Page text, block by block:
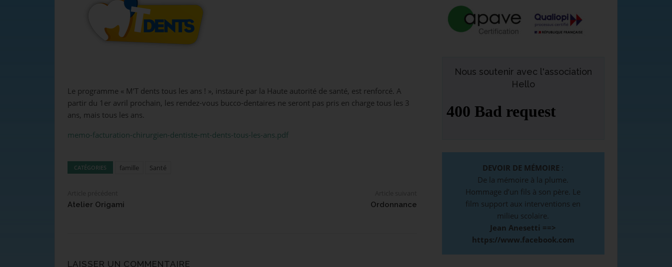
Le programme « M’T dents tous les ans ! », instauré par la Haute autorité de santé, est renforcé. A
partir du 1er avril prochain, les rendez-vous bucco-dentaires ne seront pas pris en charge tous les 3
ans, mais tous les ans.
memo-facturation-chirurgien-dentiste-mt-dents-tous-les-ans.pdf
CATÉGORIES famille Santé
Atelier Origami
Ordonnance
LAISSER UN COMMENTAIRE
Nous soutenir avec l'association
Hello
DEVOIR DE MÉMOIRE :
De la mémoire à la plume.
Hommage d’un fils à son père. Le
film support aux interventions en
milieu scolaire.
Jean Anesetti ==>
https://www.facebook.com